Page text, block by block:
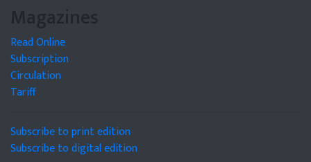
Magazines
Read Online
Subscription
Circulation
Tariff
Subscribe to print edition
Subscribe to digital edition